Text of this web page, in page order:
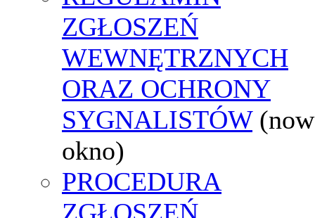
ZGŁOSZEŃ
WEWNĘTRZNYCH
ORAZ OCHRONY
SYGNALISTÓW
okno)
PROCEDURA